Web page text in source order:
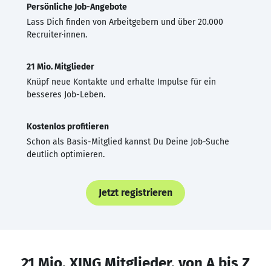
Persönliche Job-Angebote
Lass Dich finden von Arbeitgebern und über 20.000
Recruiter·innen.
21 Mio. Mitglieder
Knüpf neue Kontakte und erhalte Impulse für ein
besseres Job-Leben.
Kostenlos profitieren
Schon als Basis-Mitglied kannst Du Deine Job-Suche
deutlich optimieren.
Jetzt registrieren